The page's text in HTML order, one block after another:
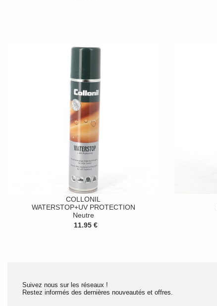
COLLONIL
WATERSTOP+UV PROTECTION
Neutre
11.95 €
Suivez nous sur les réseaux !
Restez informés des dernières nouveautés et offres.